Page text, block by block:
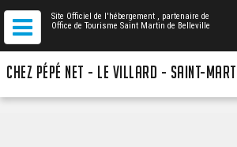
Site Officiel de l'hébergement , partenaire de
Office de Tourisme Saint Martin de Belleville
CHEZ PÉPÉ NET - LE VILLARD - SAINT-